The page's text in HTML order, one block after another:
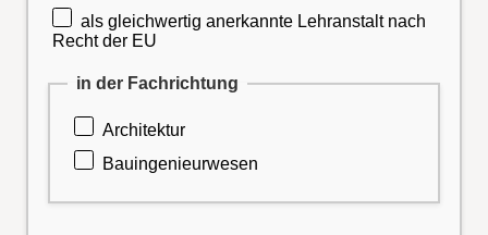
als gleichwertig anerkannte Lehranstalt nach
Recht der EU
in der Fachrichtung
Architektur
Bauingenieurwesen